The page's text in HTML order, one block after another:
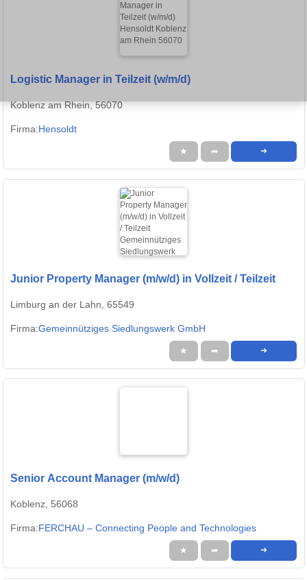
Logistic Manager in Teilzeit (w/m/d)
Koblenz am Rhein, 56070
Firma:Hensoldt
★ ➦ ➜
Junior Property Manager (m/w/d) in Vollzeit / Teilzeit
Limburg an der Lahn, 65549
Firma:Gemeinnütziges Siedlungswerk GmbH
★ ➦ ➜
Senior Account Manager (m/w/d)
Koblenz, 56068
Firma:FERCHAU – Connecting People and Technologies
★ ➦ ➜